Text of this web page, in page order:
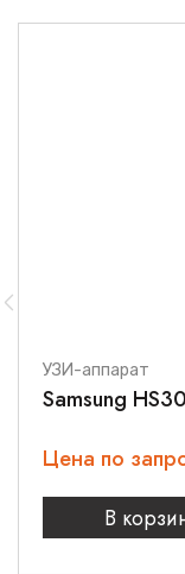
УЗИ-аппарат
Samsung HS30
Цена по
В